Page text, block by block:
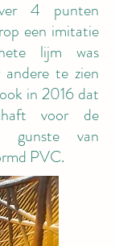
4 punten
een imitatie
lijm was
te zien
in 2016 dat
voor de
gunste van
PVC.